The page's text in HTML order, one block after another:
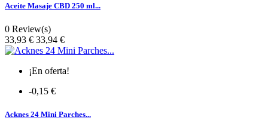
Aceite Masaje CBD 250 ml...
0 Review(s)
Precio
33,93 € 33,94 €
¡En oferta!
-0,15 €
Acknes 24 Mini Parches...